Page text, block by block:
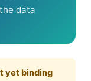
data
yet binding